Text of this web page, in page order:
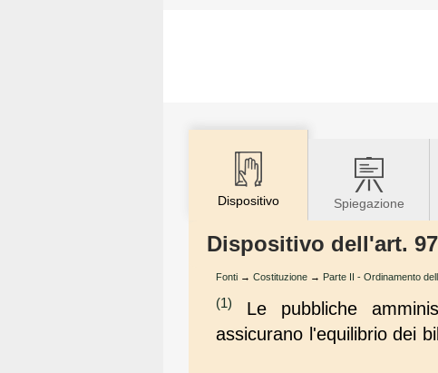
Dispositivo Spiegazione
Dispositivo dell'art.
Fonti → Costituzione → Parte II - Ordinamento
(1) Le pubbliche
assicurano l'equilibrio dei